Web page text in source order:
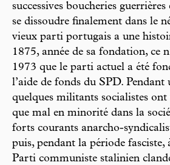
successives boucheries
se dissoudre finalement dans le
vieux parti portugais a une
1875, année de sa fondation, ce
1973 que le parti actuel a été
l’aide de fonds du SPD. Pendant
quelques militants socialistes
que mal en minorité dans la
forts courants anarcho-
puis, pendant la période
Parti communiste stalinien